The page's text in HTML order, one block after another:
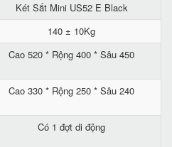
Két Sắt Mini US52 E Black
140 ± 10Kg
Cao 520 * Rộng 400 * Sâu 450
Cao 330 * Rộng 250 * Sâu 240
Có 1 đợt di động